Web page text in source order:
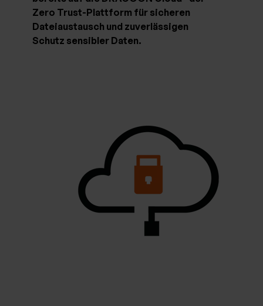
Zero Trust-Plattform für sicheren
Dateiaustausch und zuverlässigen
Schutz sensibler Daten.